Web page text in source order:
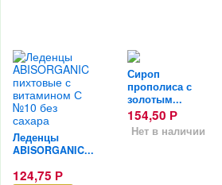
Леденцы
ABISORGANIC...
124,75 Р
Сироп
прополиса с
золотым...
154,50 Р
Нет в наличии